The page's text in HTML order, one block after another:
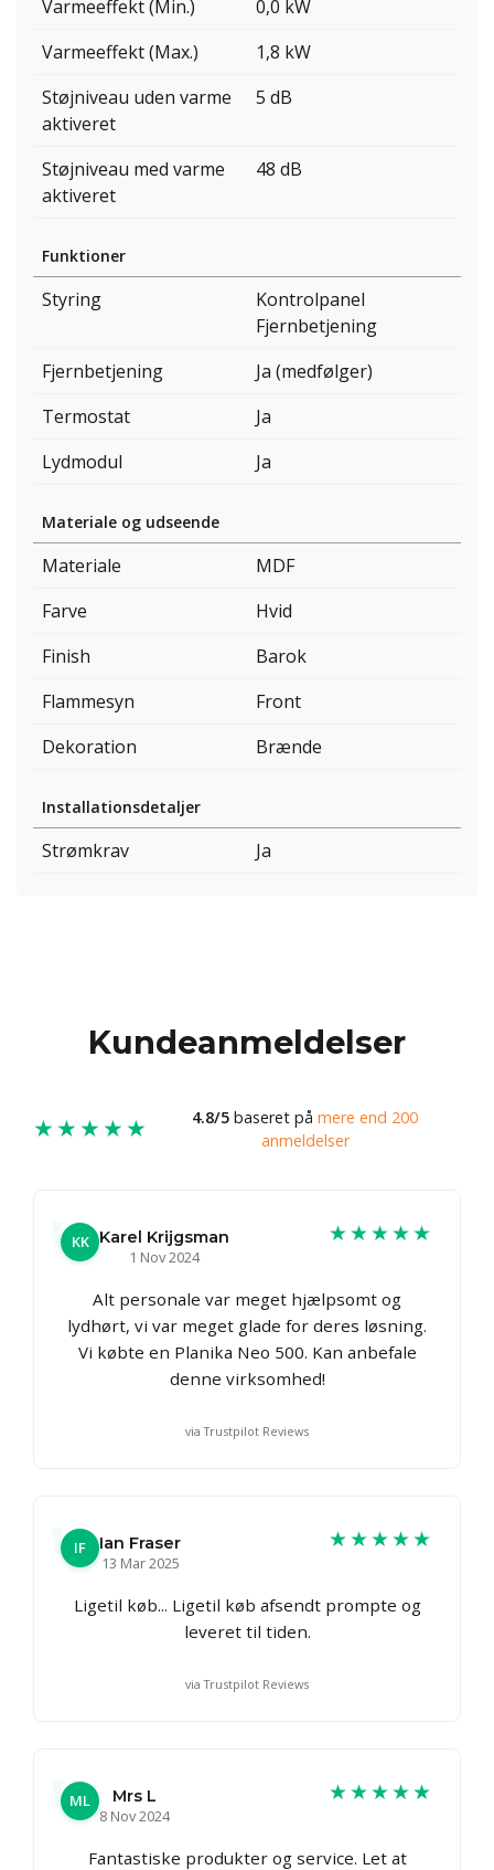
Varmeeffekt (Min.)
0,0 kW
Varmeeffekt (Max.)
1,8 kW
Støjniveau uden varme
aktiveret
5 dB
Støjniveau med varme
aktiveret
48 dB
Funktioner
Styring
Kontrolpanel
Fjernbetjening
Fjernbetjening
Ja (medfølger)
Termostat
Ja
Lydmodul
Ja
Materiale og udseende
Materiale
MDF
Farve
Hvid
Finish
Barok
Flammesyn
Front
Dekoration
Brænde
Installationsdetaljer
Strømkrav Ja
Kundeanmeldelser
★★★★★ 4.8/5 baseret på mere end 200
anmeldelser
KK Karel Krijgsman
1 Nov 2024
★★★★★
Alt personale var meget hjælpsomt og
lydhørt, vi var meget glade for deres løsning.
Vi købte en Planika Neo 500. Kan anbefale
denne virksomhed!
via Trustpilot Reviews
IF
Ian Fraser
13 Mar 2025
★★★★★
Ligetil køb... Ligetil køb afsendt prompte og
leveret til tiden.
via Trustpilot Reviews
ML
Mrs L
8 Nov 2024
★★★★★
Fantastiske produkter og service. Let at